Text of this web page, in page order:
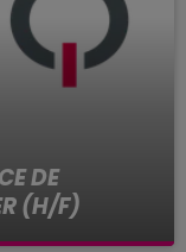
DE
(H/F)
conducteur de